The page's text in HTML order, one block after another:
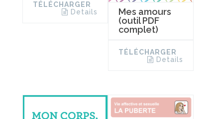
TÉLÉCHARGER
Details
Mes amours
(outil PDF
complet)
TÉLÉCHARGER
Details